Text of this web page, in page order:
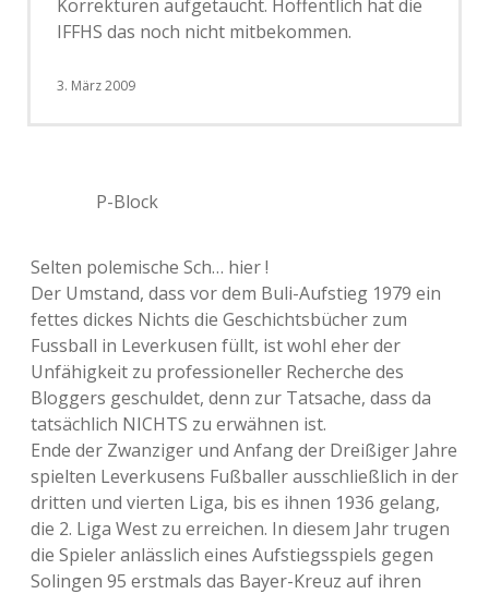
Korrekturen aufgetaucht. Hoffentlich hat die
IFFHS das noch nicht mitbekommen.
3. März 2009
P-Block
Selten polemische Sch… hier !
Der Umstand, dass vor dem Buli-Aufstieg 1979 ein
fettes dickes Nichts die Geschichtsbücher zum
Fussball in Leverkusen füllt, ist wohl eher der
Unfähigkeit zu professioneller Recherche des
Bloggers geschuldet, denn zur Tatsache, dass da
tatsächlich NICHTS zu erwähnen ist.
Ende der Zwanziger und Anfang der Dreißiger Jahre
spielten Leverkusens Fußballer ausschließlich in der
dritten und vierten Liga, bis es ihnen 1936 gelang,
die 2. Liga West zu erreichen. In diesem Jahr trugen
die Spieler anlässlich eines Aufstiegsspiels gegen
Solingen 95 erstmals das Bayer-Kreuz auf ihren